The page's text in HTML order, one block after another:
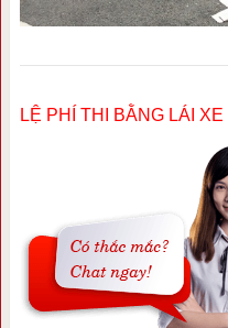
LỆ PHÍ THI BẰNG LÁI